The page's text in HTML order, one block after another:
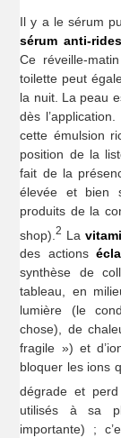
Il y a le sérum
sérum anti-rides
Ce réveille-
toilette peut
la nuit. La peau
dès
cette émulsion
position de la
fait de la
élevée et bien
produits de la
shop).2 La
des actions
synthèse de
tableau, en
lumière (le
chose), de
fragile ») et
bloquer les ions
dégrade et perd
utilisés à sa
importante) ;